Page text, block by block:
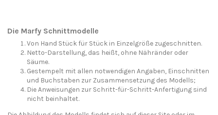
Die Marfy Schnittmodelle
Von Hand Stück für Stück in Einzelgröße zugeschnitten.
Netto-Darstellung, das heißt, ohne Nähränder oder
Säume.
Gestempelt mit allen notwendigen Angaben, Einschnitten
und Buchstaben zur Zusammensetzung des Modells;
Die Anweisungen zur Schritt-für-Schritt-Anfertigung sind
nicht beinhaltet.